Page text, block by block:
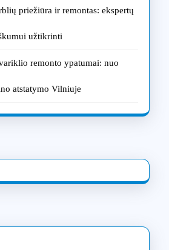
priežiūra ir remontas: ekspertų
užtikrinti
remonto ypatumai: nuo
atstatymo Vilniuje